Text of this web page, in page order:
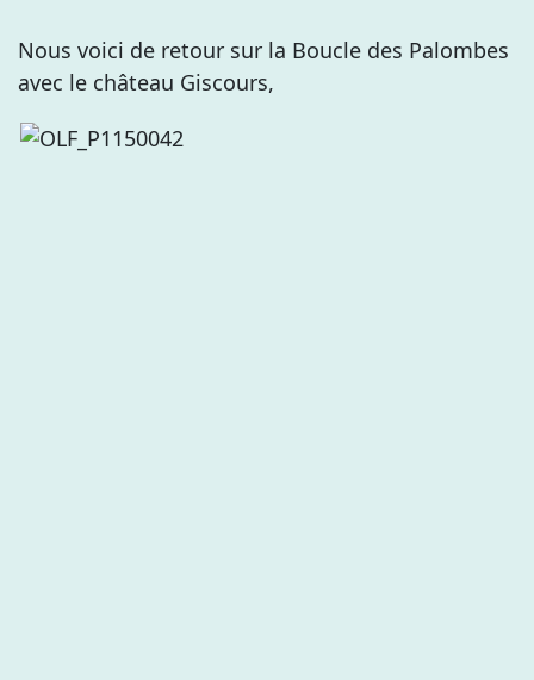
Nous voici de retour sur la Boucle des Palombes
avec le château Giscours,